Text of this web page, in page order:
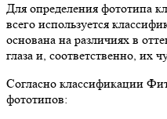
Для определения фототипа
всего используется
основана на различиях в
глаза и, соответственно, их
Согласно классификации
фототипов: